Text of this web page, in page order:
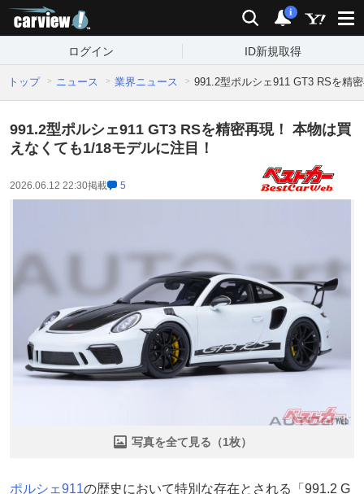
検索 通知
i
ログイン ID新規取得
トップ ニュース 業界ニュース 991.2型ポルシェ911 GT3 RSを精
991.2型ポルシェ911 GT3 RSを精密再現！ 本物は買
えなくても1/18モデルに注目！
2026.06.12 22:30掲載 5
写真を全て見る（1枚）
ポルシェ911の歴史において特別な存在とされる「991.2 G